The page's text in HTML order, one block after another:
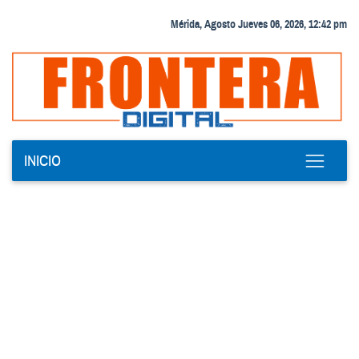
Mérida, Agosto Jueves 06, 2026, 12:42 pm
INICIO